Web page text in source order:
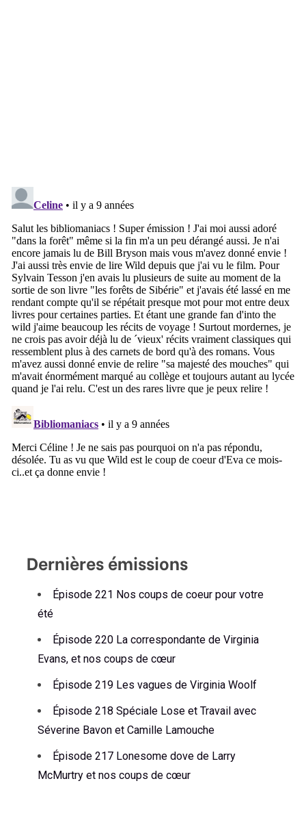
Dernières émissions
Épisode 221 Nos coups de coeur pour votre
été
Épisode 220 La correspondante de Virginia
Evans, et nos coups de cœur
Épisode 219 Les vagues de Virginia Woolf
Épisode 218 Spéciale Lose et Travail avec
Séverine Bavon et Camille Lamouche
Épisode 217 Lonesome dove de Larry
McMurtry et nos coups de cœur